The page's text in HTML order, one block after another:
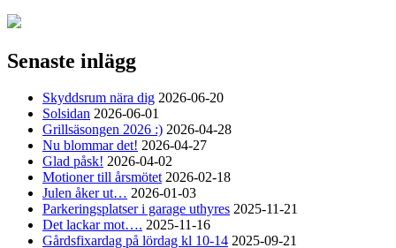
Senaste inlägg
Skyddsrum nära dig 2026-06-20
Solsidan 2026-06-01
Grillsäsongen 2026 :) 2026-04-28
Nu blommar det! 2026-04-27
Glad påsk! 2026-04-02
Motioner till årsmötet 2026-02-18
Julen åker ut… 2026-01-03
Parkeringsplatser i garage uthyres 2025-11-21
Det lackar mot…. 2025-11-16
Gårdsfixardag på lördag kl 10-14 2025-09-21